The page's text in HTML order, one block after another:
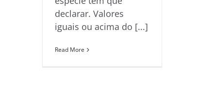
declarar. Valores
iguais ou acima do [...]
Read More